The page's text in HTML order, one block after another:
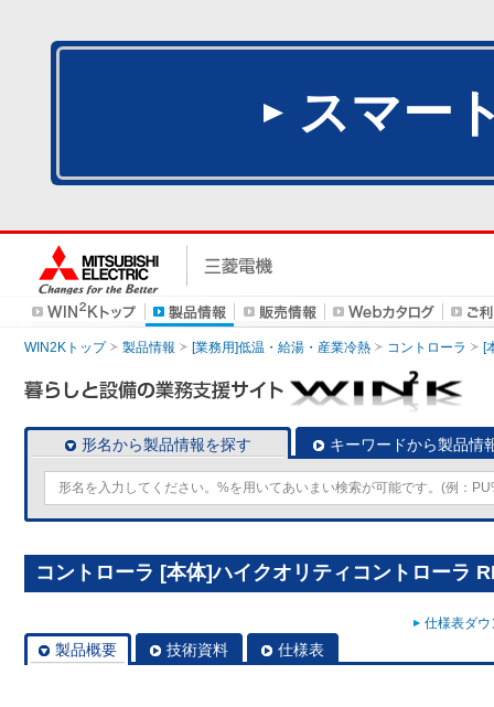
スマー
WIN2Kトップ 製品情報 [業務用]低温・給湯・産業冷熱 コントローラ [
形名から製品情報を探す キーワードから製品情
コントローラ [本体]ハイクオリティコントローラ
仕様表ダ
製品概要 技術資料 仕様表